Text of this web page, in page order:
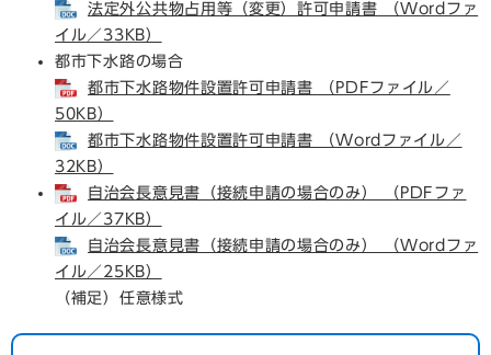
法定外公共物占用等（変更）許可申請書 （Wordファ
イル／33KB）
都市下水路の場合
都市下水路物件設置許可申請書 （PDFファイル／
50KB）
都市下水路物件設置許可申請書 （Wordファイル／
32KB）
自治会長意見書（接続申請の場合のみ） （PDFファ
イル／37KB）
自治会長意見書（接続申請の場合のみ） （Wordファ
イル／25KB）
（補足）任意様式